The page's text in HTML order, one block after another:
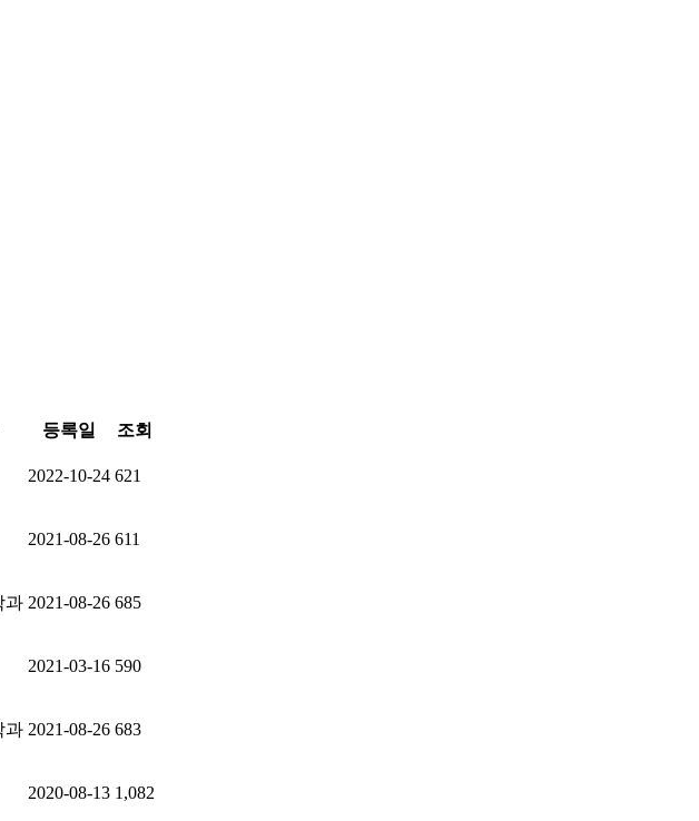
등록일 조회
2022-10-24 621
2021-08-26 611
과 2021-08-26 685
2021-03-16 590
과 2021-08-26 683
2020-08-13 1,082